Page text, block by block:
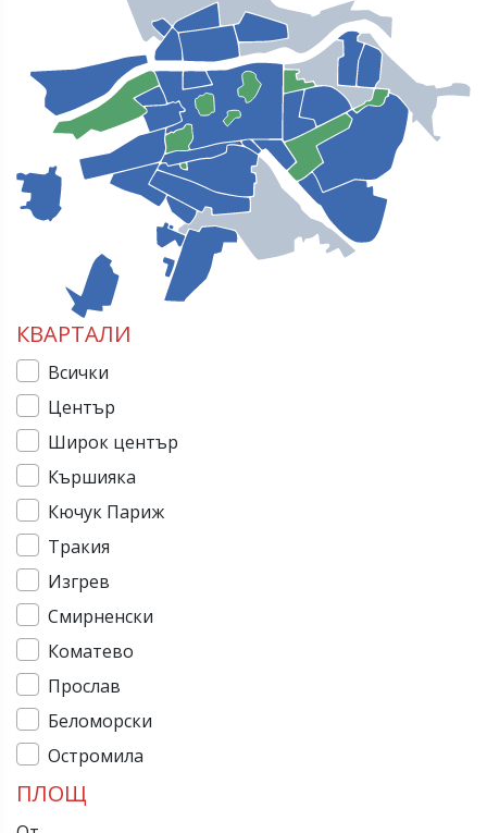
КВАРТАЛИ
Всички
Център
Широк център
Кършияка
Кючук Париж
Тракия
Изгрев
Смирненски
Коматево
Прослав
Беломорски
Остромила
ПЛОЩ